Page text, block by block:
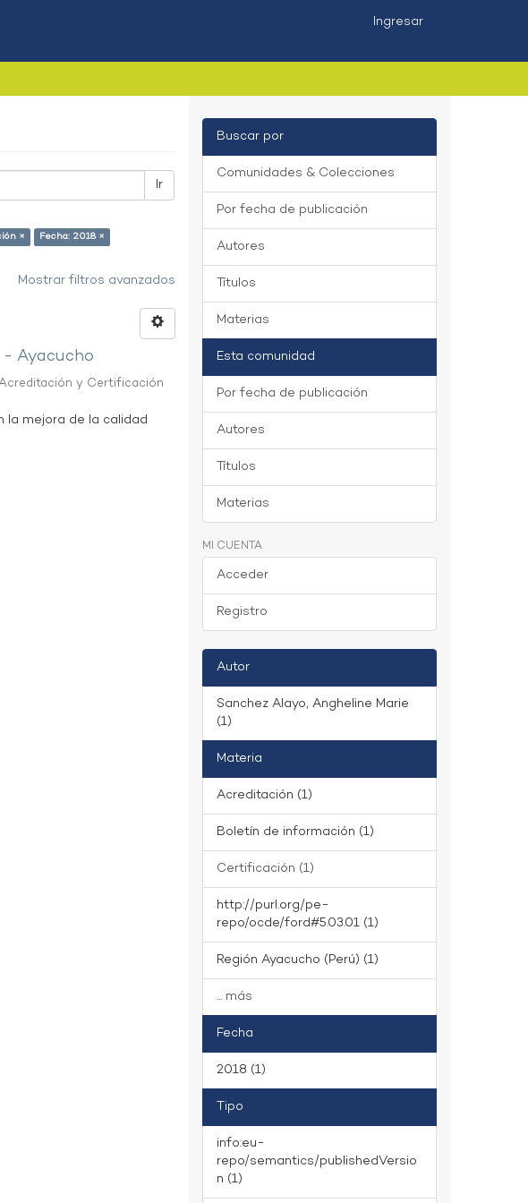
Ingresar
Ir
×
Fecha: 2018 ×
Mostrar filtros avanzados
Ayacucho
y Certificación
la mejora de la calidad
Buscar por
Comunidades & Colecciones
Por fecha de publicación
Autores
Títulos
Materias
Esta comunidad
Por fecha de publicación
Autores
Títulos
Materias
MI CUENTA
Acceder
Registro
Autor
Sanchez Alayo, Angheline Marie
(1)
Materia
Acreditación (1)
Boletín de información (1)
Certificación (1)
http://purl.org/pe-
repo/ocde/ford#5.03.01 (1)
Región Ayacucho (Perú) (1)
... más
Fecha
2018 (1)
Tipo
info:eu-
repo/semantics/publishedVersio
n (1)